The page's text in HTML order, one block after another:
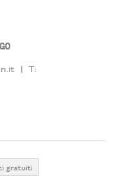
| T:
gratuiti